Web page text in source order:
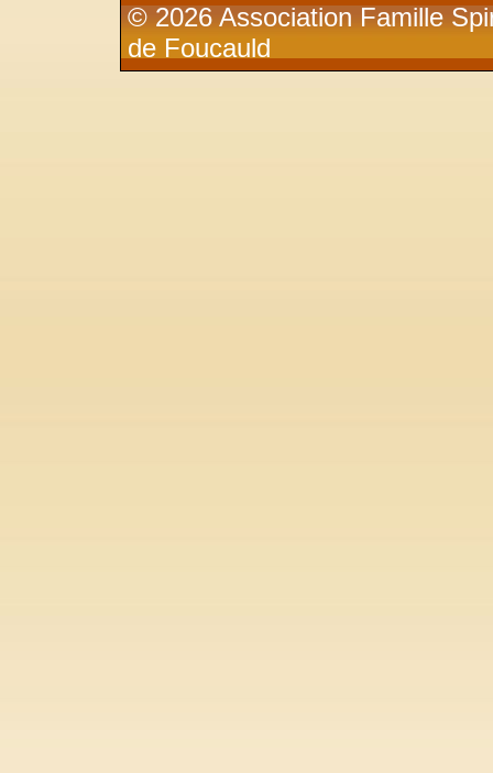
© 2026 Association Famille
de Foucauld